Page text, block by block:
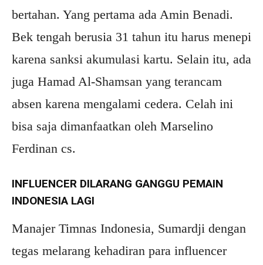
bertahan. Yang pertama ada Amin Benadi.
Bek tengah berusia 31 tahun itu harus menepi
karena sanksi akumulasi kartu. Selain itu, ada
juga Hamad Al-Shamsan yang terancam
absen karena mengalami cedera. Celah ini
bisa saja dimanfaatkan oleh Marselino
Ferdinan cs.
INFLUENCER DILARANG GANGGU PEMAIN
INDONESIA LAGI
Manajer Timnas Indonesia, Sumardji dengan
tegas melarang kehadiran para influencer